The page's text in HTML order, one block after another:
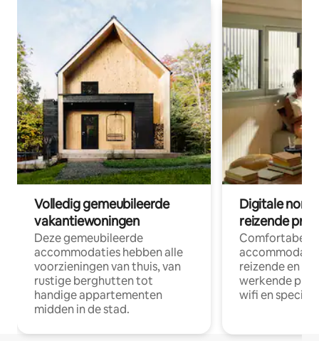
Volledig gemeubileerde
vakantiewoningen
Deze gemeubileerde
accommodaties hebben alle
voorzieningen van thuis, van
rustige berghutten tot
handige appartementen
midden in de stad.
Digitale
reizende
Comfortabele
reizende en
werkende
wifi en